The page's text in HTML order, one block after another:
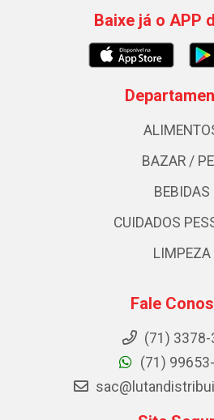
Baixe já o APP
BAZAR /
BEBIDAS
CUIDADOS
LIMPEZA
Fale
(71)
(71)